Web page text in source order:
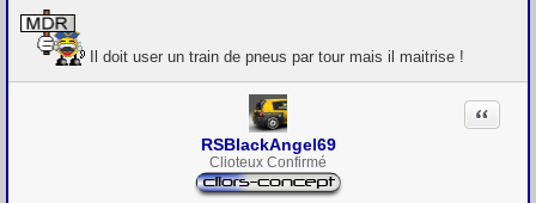
e
s
s
g
Il doit user un train de pneus par tour mais il maitrise !
RSBlackAngel69
Clioteux Confirmé
Citation